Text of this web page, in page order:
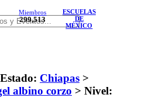
Miembros
299,513
ESCUELAS
DE
MÉXICO
Estado: Chiapas >
albino corzo > Nivel: